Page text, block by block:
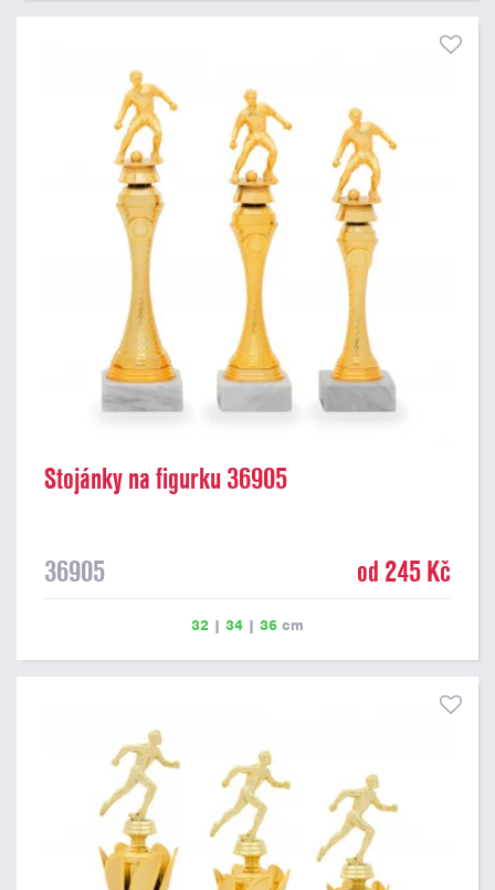
Stojánky na figurku 36905
36905 od 245 Kč
32 | 34 | 36 cm